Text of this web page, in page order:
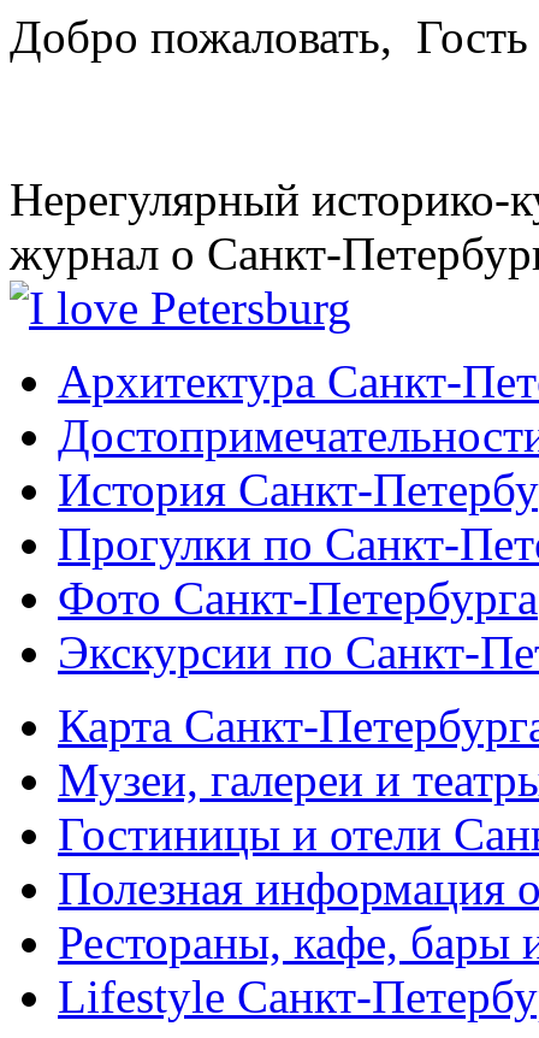
Добро пожаловать, Гость
Нерегулярный историко-
журнал о Санкт-
Архитектура Санкт-
История Санкт-
Прогулки по Санкт-
Фото Санкт-Петербурга
Экскурсии по Санкт-
Карта Санкт-
Музеи, галереи и
Гостиницы и отели
Полезная информация
Рестораны, кафе, бары
Lifestyle Санкт-